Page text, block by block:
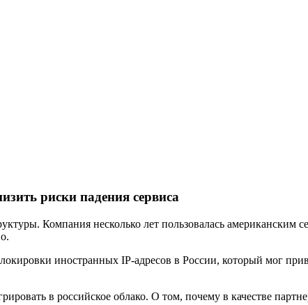
риски падения сервиса
Компания несколько лет пользовалась американским
иностранных IP-адресов в России, который мог
в российское облако. О том, почему в качестве